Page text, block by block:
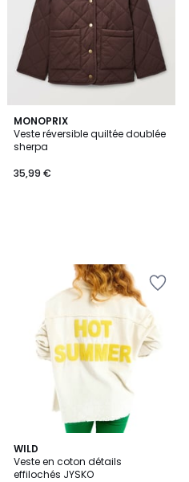
MONOPRIX
Veste réversible quiltée doublée
sherpa
35,99 €
WILD
Veste en coton détails
effilochés JYSKO
7
Couleurs